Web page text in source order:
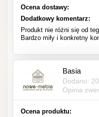
Ocena dostawy:
Dodatkowy komentarz:
Produkt nie różni się od
Bardzo miły i konkretny
Basia
Dodano:
Opinia
Ocena produktu: